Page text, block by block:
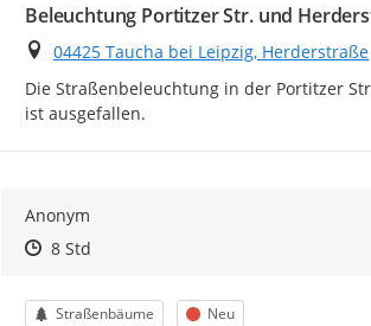
Beleuchtung Portitzer Str. und
Ort
04425 Taucha bei Leipzig, Herderstraße
Die Straßenbeleuchtung in der Portitzer
ist ausgefallen.
Anonym
Zeitpunkt des Erstellens
Zeitpunkt des Erstellens
8 StdZur Äußerung
Kategorie
Straßenbäume Status
Neu